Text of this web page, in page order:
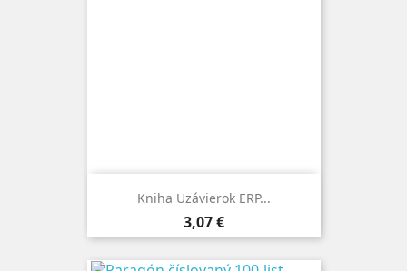
Kniha Uzávierok ERP...
Cena
3,07 €